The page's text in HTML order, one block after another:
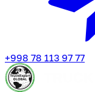
+998 78 113 97 77